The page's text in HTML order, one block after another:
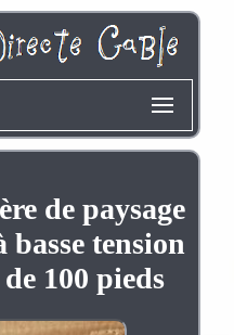
de paysage
tension
100 pieds